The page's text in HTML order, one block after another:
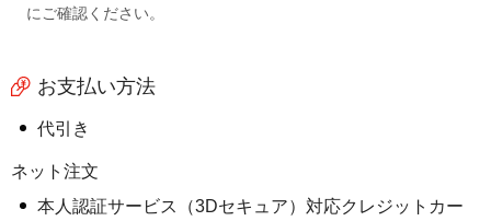
にご確認ください。
お支払い方法
代引き
ネット注文
本人認証サービス（3Dセキュア）対応クレジットカー